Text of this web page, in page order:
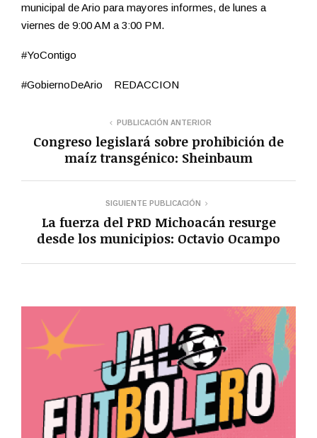
municipal de Ario para mayores informes, de lunes a
viernes de 9:00 AM a 3:00 PM.
#YoContigo
#GobiernoDeArio REDACCION
PUBLICACIÓN ANTERIOR
Congreso legislará sobre prohibición de
maíz transgénico: Sheinbaum
SIGUIENTE PUBLICACIÓN
La fuerza del PRD Michoacán resurge
desde los municipios: Octavio Ocampo